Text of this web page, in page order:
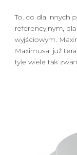
To, co dla innych
referencyjnym,
wyjściowym.
Maximusa, już
tyle wiele tak